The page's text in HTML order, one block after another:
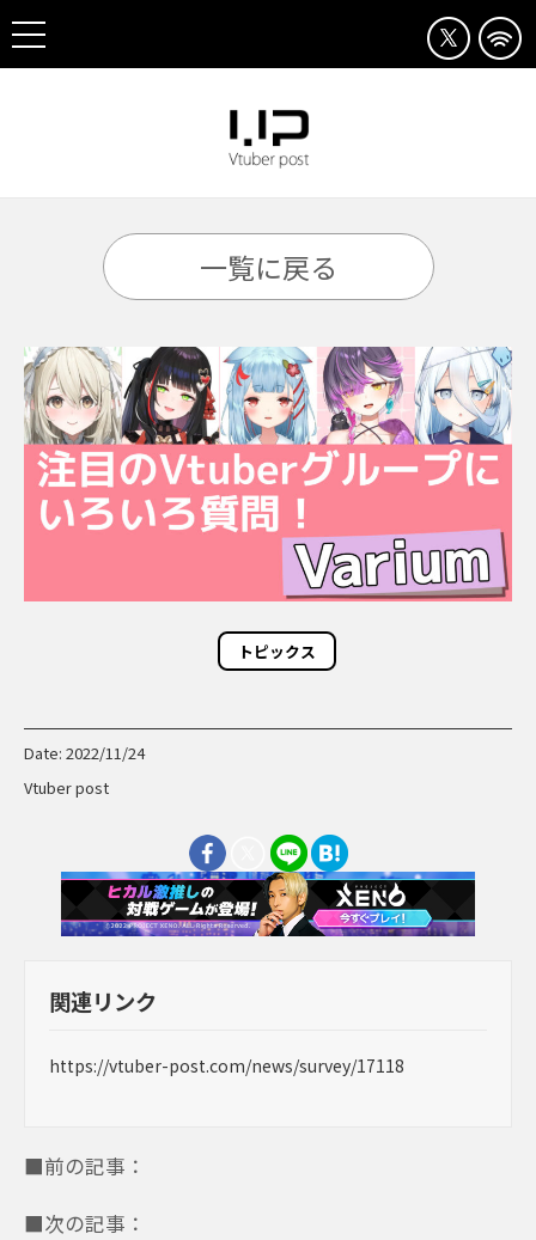
一覧に戻る
トピックス
Date: 2022/11/24
Vtuber post
関連リンク
https://vtuber-post.com/news/survey/17118
■前の記事：
■次の記事：